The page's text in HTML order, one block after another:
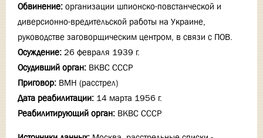
Обвинение: организации шпионско-повстанческой и
диверсионно-вредительской работы на Украине,
руководстве заговорщическим центром, в связи с ПОВ.
Осуждение: 26 февраля 1939 г.
Осудивший орган: ВКВС СССР
Приговор: ВМН (расстрел)
Дата реабилитации: 14 марта 1956 г.
Реабилитирующий орган: ВКВС СССР